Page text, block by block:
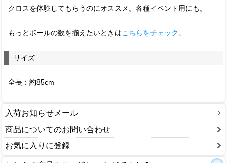
クロスを体験してもらうのにオススメ。各種イベント用にも。
もっとボールの数を揃えたいときは こちらをチェック。
サイズ
全長：約85cm
入荷お知らせメール
商品についてのお問い合わせ
お気に入りに登録